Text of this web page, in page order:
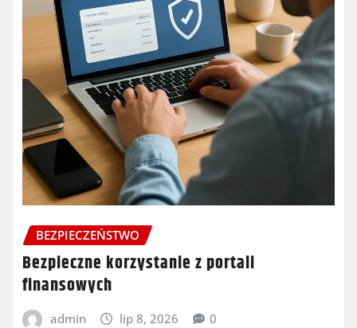
BEZPIECZEŃSTWO
Bezpieczne korzystanie z portali
finansowych
admin lip 8, 2026 0